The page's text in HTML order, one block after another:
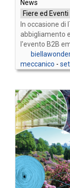
News
Fiere ed Eventi
In occasione di
abbigliamento
l'evento B2B
meccanico -